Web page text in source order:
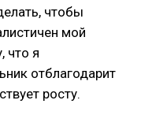
чтобы
мой
что я
отблагодарит
росту.